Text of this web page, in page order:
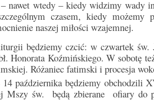
nawet wtedy – kiedy widzimy wady
czasem, kiedy możemy
naszej miłości wzajemnej.
będziemy czcić: w czwartek
Honorata Koźmińskiego. W sobotę
Różaniec fatimski i procesja
października będziemy obchodzili
Mszy św. będą zbierane ofiary do